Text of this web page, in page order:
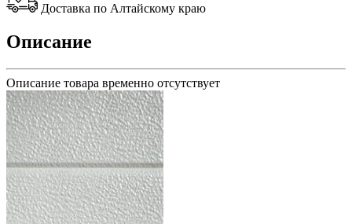
Доставка по Алтайскому краю
Описание
Описание товара временно отсутствует